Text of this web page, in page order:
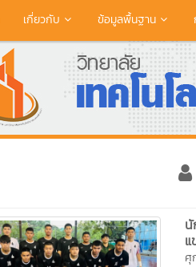
เกี่ยวกับ ข้อมูลพื้นฐาน
นั
แ
ศุ